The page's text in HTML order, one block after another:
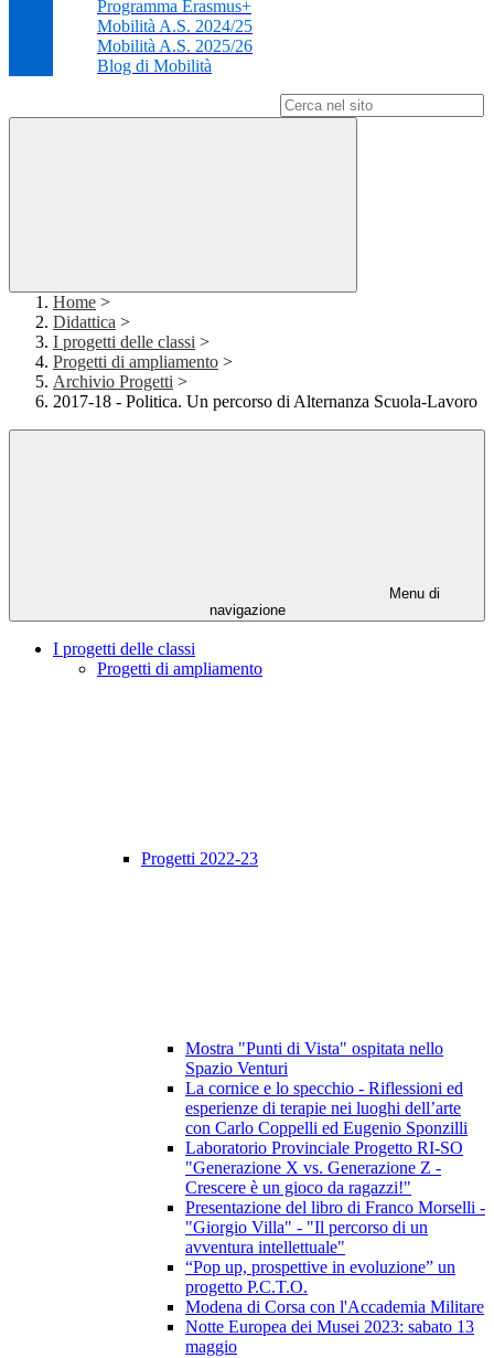
Programma Erasmus+
Mobilità A.S. 2024/25
Mobilità A.S. 2025/26
Blog di Mobilità
Home >
Didattica >
I progetti delle classi >
Progetti di ampliamento >
Archivio Progetti >
2017-18 - Politica. Un percorso di Alternanza Scuola-Lavoro
Menu di
navigazione
I progetti delle classi
Progetti di ampliamento
Progetti 2022-23
Mostra "Punti di Vista" ospitata nello
Spazio Venturi
La cornice e lo specchio - Riflessioni ed
esperienze di terapie nei luoghi dell’arte
con Carlo Coppelli ed Eugenio Sponzilli
Laboratorio Provinciale Progetto RI-SO
"Generazione X vs. Generazione Z -
Crescere è un gioco da ragazzi!"
Presentazione del libro di Franco Morselli -
"Giorgio Villa" - "Il percorso di un
avventura intellettuale"
“Pop up, prospettive in evoluzione” un
progetto P.C.T.O.
Modena di Corsa con l'Accademia Militare
Notte Europea dei Musei 2023: sabato 13
maggio